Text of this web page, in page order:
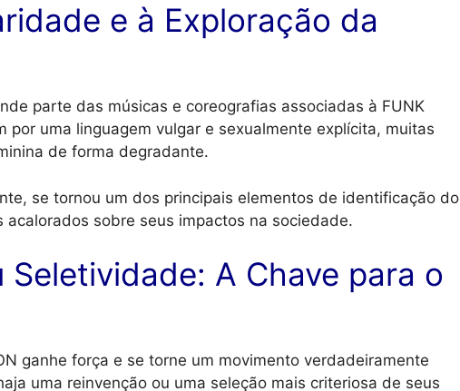
e à Exploração da
parte das músicas e coreografias associadas à FUNK
por uma linguagem vulgar e sexualmente explícita, muitas
de forma degradante.
se tornou um dos principais elementos de identificação do
sobre seus impactos na sociedade.
Seletividade: A Chave para o
ganhe força e se torne um movimento verdadeiramente
uma reinvenção ou uma seleção mais criteriosa de seus